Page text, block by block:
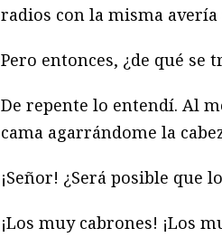
radios con la misma
Pero entonces, ¿de qué se
De repente lo entendí. Al
cama agarrándome la
¡Señor! ¿Será posible que
¡Los muy cabrones! ¡Los